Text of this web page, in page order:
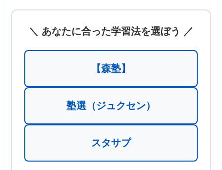
＼ あなたに合った学習法を選ぼう ／
【森塾】
塾選（ジュクセン）
スタサプ